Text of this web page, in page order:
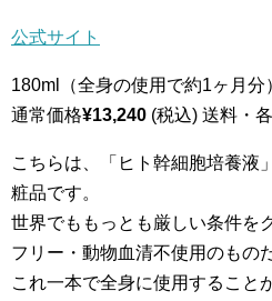
公式サイト
180ml（全身の使用で約1ヶ月分
通常価格¥13,240 (税込) 送料・
こちらは、「ヒト幹細胞培養液
粧品です。
世界でももっとも厳しい条件を
フリー・動物血清不使用のもの
これ一本で全身に使用すること